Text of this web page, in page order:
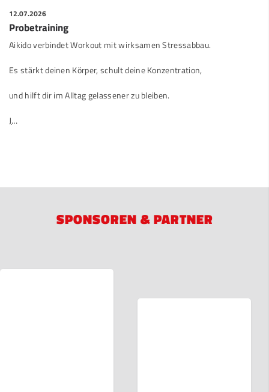
12.07.2026
Probetraining
Aikido verbindet Workout mit wirksamen Stressabbau.
Es stärkt deinen Körper, schult deine Konzentration,
und hilft dir im Alltag gelassener zu bleiben.
J…
SPONSOREN & PARTNER